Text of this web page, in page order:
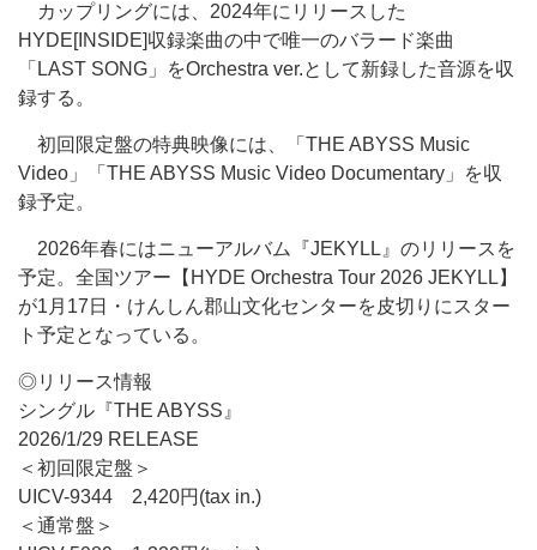
カップリングには、2024年にリリースした
HYDE[INSIDE]収録楽曲の中で唯一のバラード楽曲
「LAST SONG」をOrchestra ver.として新録した音源を収
録する。
初回限定盤の特典映像には、「THE ABYSS Music
Video」「THE ABYSS Music Video Documentary」を収
録予定。
2026年春にはニューアルバム『JEKYLL』のリリースを
予定。全国ツアー【HYDE Orchestra Tour 2026 JEKYLL】
が1月17日・けんしん郡山文化センターを皮切りにスター
ト予定となっている。
◎リリース情報
シングル『THE ABYSS』
2026/1/29 RELEASE
＜初回限定盤＞
UICV-9344 2,420円(tax in.)
＜通常盤＞